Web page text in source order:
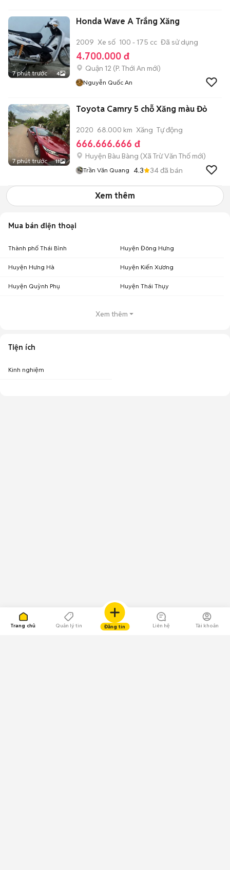
Trang chủ Quản lý tin Đăng tin Liên hệ Tài khoản
7 phút trước 4
Honda Wave A Trắng Xăng
2009 Xe số 100 - 175 cc Đã sử dụng
4.700.000 đ
Quận 12 (P. Thới An mới)
Nguyễn Quốc An
7 phút trước 11
Toyota Camry 5 chỗ Xăng màu Đỏ
2020 68.000 km Xăng Tự động
666.666.666 đ
Huyện Bàu Bàng (Xã Trừ Văn Thố mới)
Trần Văn Quang 4.3 34đã bán
Xem thêm
Mua bán điện thoại
Thành phố Thái Bình Huyện Đông Hưng
Huyện Hưng Hà Huyện Kiến Xương
Huyện Quỳnh Phụ Huyện Thái Thụy
Xem thêm
Tiện ích
Kinh nghiệm